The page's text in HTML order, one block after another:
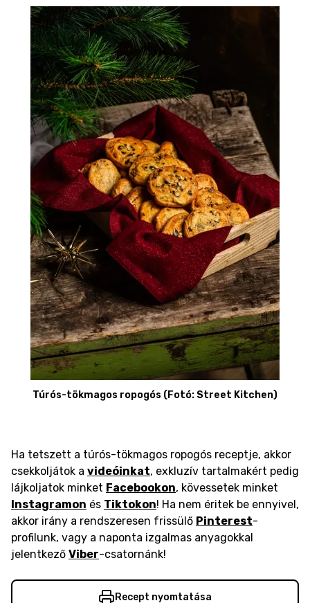
Túrós-tökmagos ropogós (Fotó: Street Kitchen)
Ha tetszett a túrós-tökmagos ropogós receptje, akkor
csekkoljátok a videóinkat, exkluzív tartalmakért pedig
lájkoljatok minket Facebookon, kövessetek minket
Instagramon és Tiktokon! Ha nem éritek be ennyivel,
akkor irány a rendszeresen frissülő Pinterest-
profilunk, vagy a naponta izgalmas anyagokkal
jelentkező Viber-csatornánk!
Recept nyomtatása